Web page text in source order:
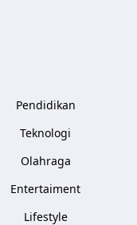
Pendidikan
Teknologi
Olahraga
Entertaiment
Lifestyle